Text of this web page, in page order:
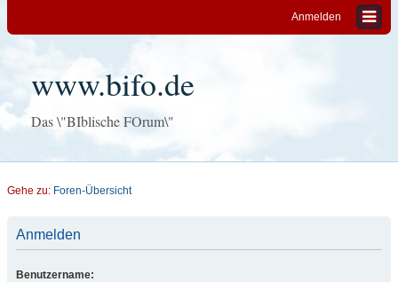
Anmelden
www.bifo.de
Das \"BIblische FOrum\"
Gehe zu: Foren-Übersicht
Anmelden
Benutzername: